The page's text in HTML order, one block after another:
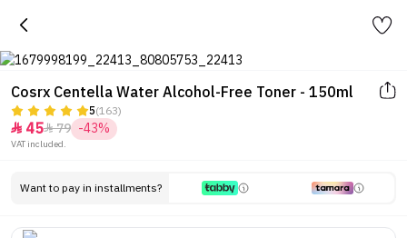
Cosrx Centella Water Alcohol-Free Toner - 150ml
5(163)
 4579 -43%
VAT included.
Want to pay in installments?